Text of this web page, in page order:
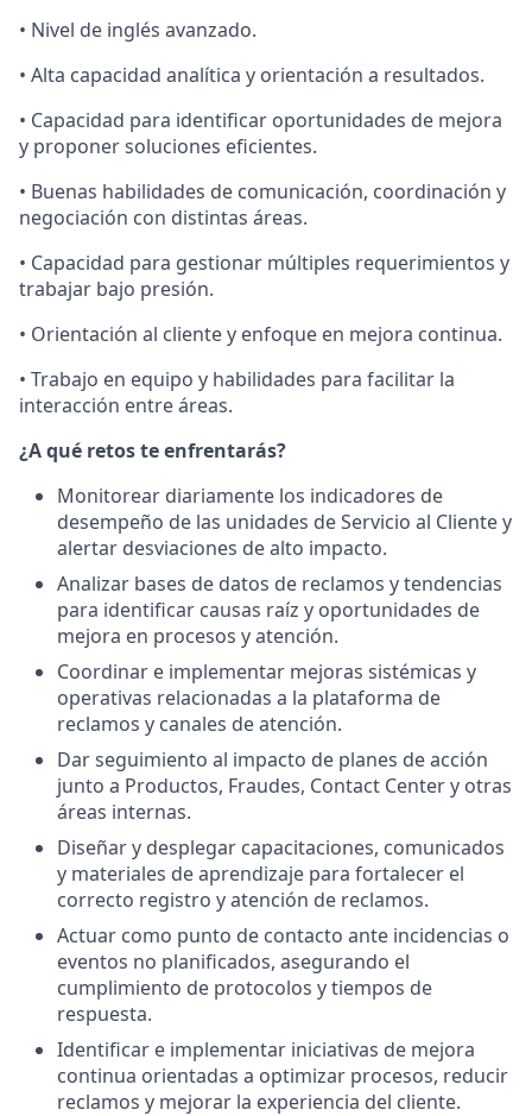
• Nivel de inglés avanzado.
• Alta capacidad analítica y orientación a resultados.
• Capacidad para identificar oportunidades de mejora
y proponer soluciones eficientes.
• Buenas habilidades de comunicación, coordinación y
negociación con distintas áreas.
• Capacidad para gestionar múltiples requerimientos y
trabajar bajo presión.
• Orientación al cliente y enfoque en mejora continua.
• Trabajo en equipo y habilidades para facilitar la
interacción entre áreas.
¿A qué retos te enfrentarás?
Monitorear diariamente los indicadores de
desempeño de las unidades de Servicio al Cliente y
alertar desviaciones de alto impacto.
Analizar bases de datos de reclamos y tendencias
para identificar causas raíz y oportunidades de
mejora en procesos y atención.
Coordinar e implementar mejoras sistémicas y
operativas relacionadas a la plataforma de
reclamos y canales de atención.
Dar seguimiento al impacto de planes de acción
junto a Productos, Fraudes, Contact Center y otras
áreas internas.
Diseñar y desplegar capacitaciones, comunicados
y materiales de aprendizaje para fortalecer el
correcto registro y atención de reclamos.
Actuar como punto de contacto ante incidencias o
eventos no planificados, asegurando el
cumplimiento de protocolos y tiempos de
respuesta.
Identificar e implementar iniciativas de mejora
continua orientadas a optimizar procesos, reducir
reclamos y mejorar la experiencia del cliente.